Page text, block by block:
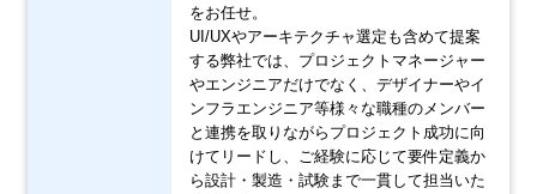
をお任せ。
UI/UXやアーキテクチャ選定も含めて提案
する弊社では、プロジェクトマネージャー
やエンジニアだけでなく、デザイナーやイ
ンフラエンジニア等様々な職種のメンバー
と連携を取りながらプロジェクト成功に向
けてリードし、ご経験に応じて要件定義か
ら設計・製造・試験まで一貫して担当いた